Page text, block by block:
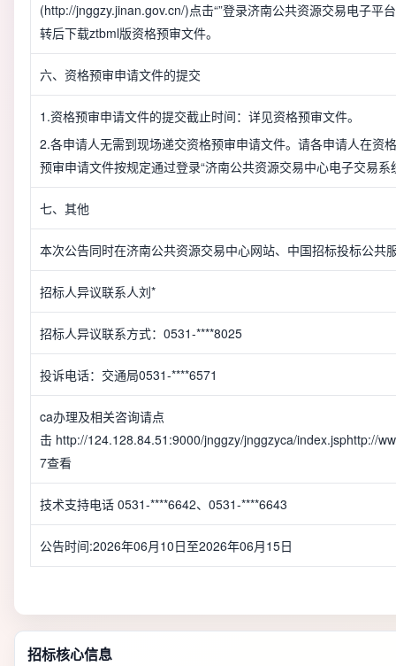
(http://jnggzy.jinan.gov.cn/)点击“”登录济南公共资源交易电子平
转后下载ztbml版资格预审文件。
六、资格预审申请文件的提交
1.资格预审申请文件的提交截止时间：详见资格预审文件。
2.各申请人无需到现场递交资格预审申请文件。请各申请人在资
预审申请文件按规定通过登录“济南公共资源交易中心电子交易系
七、其他
本次公告同时在济南公共资源交易中心网站、中国招标投标公共
招标人异议联系人刘*
招标人异议联系方式：0531-****8025
投诉电话：交通局0531-****6571
ca办理及相关咨询请点
击 http://124.128.84.51:9000/jnggzy/jnggzyca/index.jsphttp://
7查看
技术支持电话 0531-****6642、0531-****6643
公告时间:2026年06月10日至2026年06月15日
招标核心信息